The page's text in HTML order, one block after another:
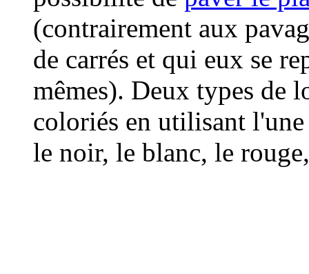
(contrairement aux
de carrés et qui eux se
mêmes). Deux types de
coloriés en utilisant
le noir, le blanc, le